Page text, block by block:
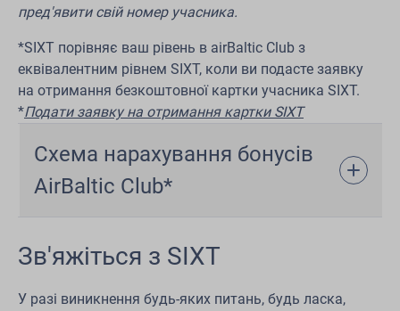
пред'явити свій номер учасника.
*SIXT порівняє ваш рівень в airBaltic Club з
еквівалентним рівнем SIXT, коли ви подасте заявку
на отримання безкоштовної картки учасника SIXT.
*Подати заявку на отримання картки SIXT
Схема нарахування бонусів
AirBaltic Club*
Зв'яжіться з SIXT
У разі виникнення будь-яких питань, будь ласка,